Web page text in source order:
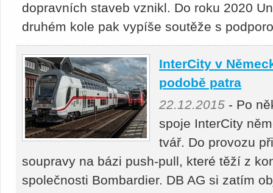
dopravních staveb vznikl. Do roku 2020
druhém kole pak vypíše soutěže s
InterCity v
podobě patra
22.12.2015 - Po
spoje InterCity
tvář. Do provozu
soupravy na bázi push-pull, které těží z
společnosti Bombardier. DB AG si zatím